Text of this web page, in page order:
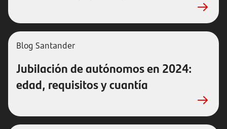
Blog Santander
Jubilación de autónomos en 2024:
edad, requisitos y cuantía